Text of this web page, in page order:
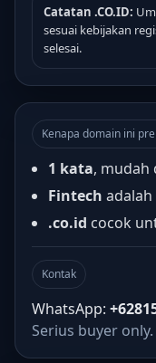
Catatan .CO.ID:
sesuai kebijakan
selesai.
Kenapa domain ini
1 kata, mudah
Fintech
.co.id cocok
Kontak
WhatsApp:
Serius buyer only.